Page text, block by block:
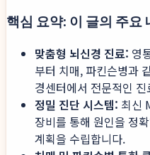
핵심 요약: 이 글의 주요
맞춤형 뇌신경 진료: 영
부터 치매, 파킨슨병과
경센터에서 전문적인
정밀 진단 시스템: 최신
장비를 통해 원인을 정
계획을 수립합니다.